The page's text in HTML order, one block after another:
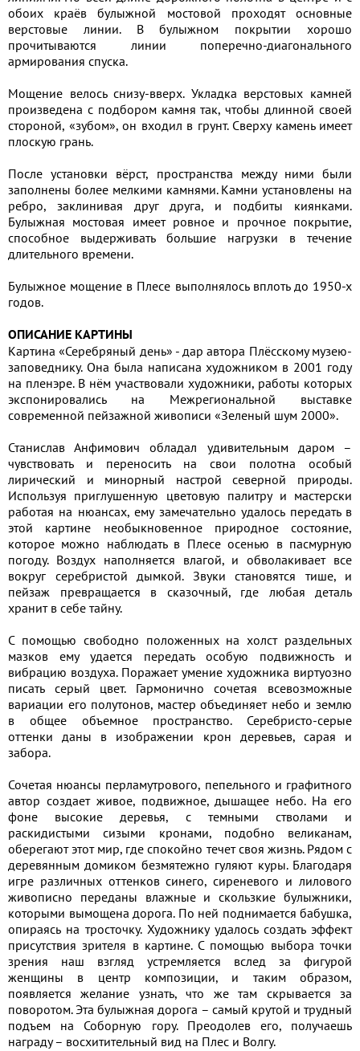
обоих краёв булыжной мостовой проходят основные
верстовые линии. В булыжном покрытии хорошо
прочитываются линии поперечно-диагонального
армирования спуска.
Мощение велось снизу-вверх. Укладка верстовых камней
произведена с подбором камня так, чтобы длинной своей
стороной, «зубом», он входил в грунт. Сверху камень имеет
плоскую грань.
После установки вёрст, пространства между ними были
заполнены более мелкими камнями. Камни установлены на
ребро, заклинивая друг друга, и подбиты киянками.
Булыжная мостовая имеет ровное и прочное покрытие,
способное выдерживать большие нагрузки в течение
длительного времени.
Булыжное мощение в Плесе выполнялось вплоть до 1950-х
годов.
ОПИСАНИЕ КАРТИНЫ
Картина «Серебряный день» - дар автора Плёсскому музею-
заповеднику. Она была написана художником в 2001 году
на пленэре. В нём участвовали художники, работы которых
экспонировались на Межрегиональной выставке
современной пейзажной живописи «Зеленый шум 2000».
Станислав Анфимович обладал удивительным даром –
чувствовать и переносить на свои полотна особый
лирический и минорный настрой северной природы.
Используя приглушенную цветовую палитру и мастерски
работая на нюансах, ему замечательно удалось передать в
этой картине необыкновенное природное состояние,
которое можно наблюдать в Плесе осенью в пасмурную
погоду. Воздух наполняется влагой, и обволакивает все
вокруг серебристой дымкой. Звуки становятся тише, и
пейзаж превращается в сказочный, где любая деталь
хранит в себе тайну.
С помощью свободно положенных на холст раздельных
мазков ему удается передать особую подвижность и
вибрацию воздуха. Поражает умение художника виртуозно
писать серый цвет. Гармонично сочетая всевозможные
вариации его полутонов, мастер объединяет небо и землю
в общее объемное пространство. Серебристо-серые
оттенки даны в изображении крон деревьев, сарая и
забора.
Сочетая нюансы перламутрового, пепельного и графитного
автор создает живое, подвижное, дышащее небо. На его
фоне высокие деревья, с темными стволами и
раскидистыми сизыми кронами, подобно великанам,
оберегают этот мир, где спокойно течет своя жизнь. Рядом с
деревянным домиком безмятежно гуляют куры. Благодаря
игре различных оттенков синего, сиреневого и лилового
живописно переданы влажные и скользкие булыжники,
которыми вымощена дорога. По ней поднимается бабушка,
опираясь на тросточку. Художнику удалось создать эффект
присутствия зрителя в картине. С помощью выбора точки
зрения наш взгляд устремляется вслед за фигурой
женщины в центр композиции, и таким образом,
появляется желание узнать, что же там скрывается за
поворотом. Эта булыжная дорога – самый крутой и трудный
подъем на Соборную гору. Преодолев его, получаешь
награду – восхитительный вид на Плес и Волгу.